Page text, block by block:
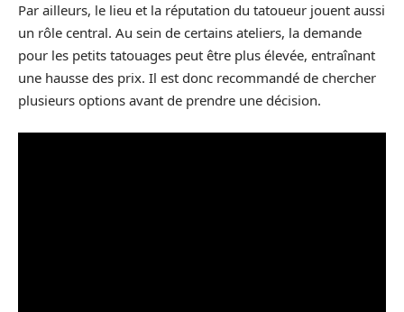
Par ailleurs, le lieu et la réputation du tatoueur jouent aussi
un rôle central. Au sein de certains ateliers, la demande
pour les petits tatouages peut être plus élevée, entraînant
une hausse des prix. Il est donc recommandé de chercher
plusieurs options avant de prendre une décision.